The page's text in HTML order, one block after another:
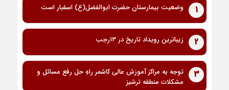
1 وضعیت بیمارستان حضرت ابوالفضل(ع) اسفبار است
2 زیباترین رویداد تاریخ در ۱۳رجب
3
توجه به مراکز آموزش عالی کاشمر راهِ حل رفع مسائل و
مشکلات منطقه ترشیز